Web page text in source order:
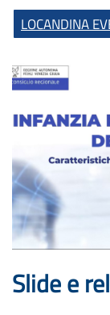
LOCANDINA
Slide e